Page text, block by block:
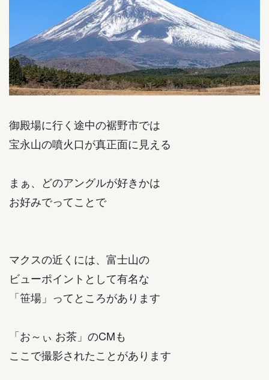
御殿場に行く途中の裾野市では
宝永山の噴火口が真正面に見える
まぁ、どのアングルが好きかは
お好みでってことで
マクスの近くには、富士山の
ビューポイントとして有名な
「笹場」ってところがあります
「お～ぃ お茶」のCMも
ここで撮影されたことがあります